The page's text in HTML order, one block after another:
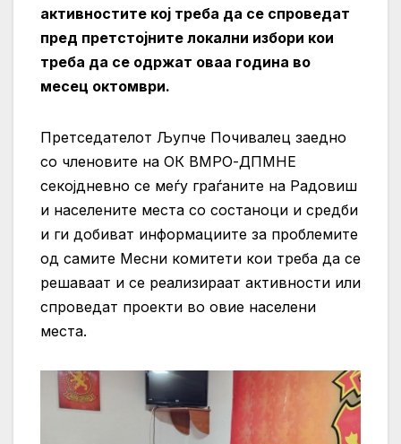
активностите кој треба да се спроведат
пред претстојните локални избори кои
треба да се одржат оваа година во
месец октомври.
Претседателот Љупче Почивалец заедно
со членовите на ОК ВМРО-ДПМНЕ
секојдневно се меѓу граѓаните на Радовиш
и населените места со состаноци и средби
и ги добиват информациите за проблемите
од самите Месни комитети кои треба да се
решаваат и се реализираат активности или
спроведат проекти во овие населени
места.